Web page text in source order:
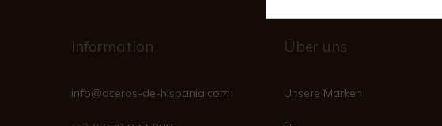
Information
info@aceros-de-hispania.com
Über uns
Unsere Marken